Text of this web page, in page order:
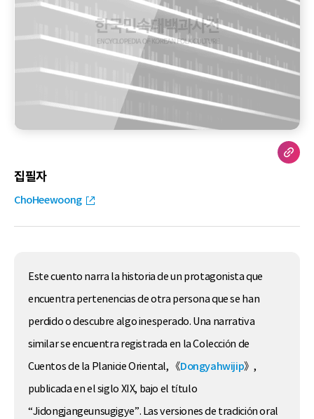
집필자
ChoHeewoong
Este cuento narra la historia de un protagonista que
encuentra pertenencias de otra persona que se han
perdido o descubre algo inesperado. Una narrativa
similar se encuentra registrada en la Colección de
Cuentos de la Planicie Oriental, 《Dongyahwijip》,
publicada en el siglo XIX, bajo el título
“Jidongjangeunsugigye”. Las versiones de tradición oral